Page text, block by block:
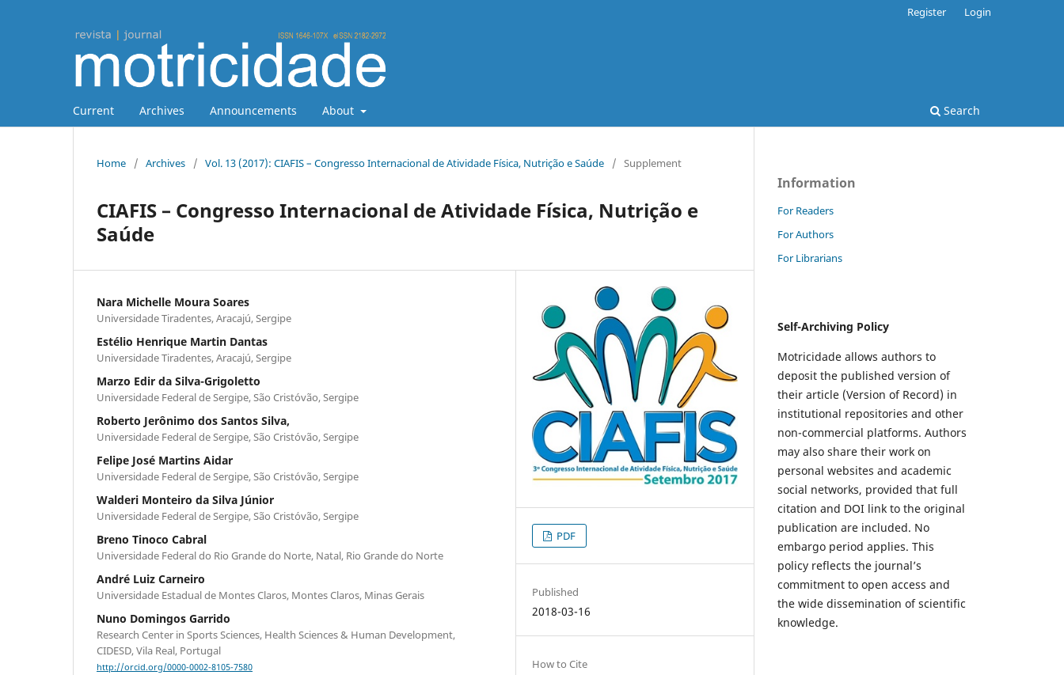
Current Archives Announcements About Search
Register Login
Home / Archives / Vol. 13 (2017): CIAFIS – Congresso Internacional de Atividade Física, Nutrição e Saúde / Supplement
CIAFIS – Congresso Internacional de Atividade Física, Nutrição e
Saúde
Nara Michelle Moura Soares
Universidade Tiradentes, Aracajú, Sergipe
Estélio Henrique Martin Dantas
Universidade Tiradentes, Aracajú, Sergipe
Marzo Edir da Silva-Grigoletto
Universidade Federal de Sergipe, São Cristóvão, Sergipe
Roberto Jerônimo dos Santos Silva,
Universidade Federal de Sergipe, São Cristóvão, Sergipe
Felipe José Martins Aidar
Universidade Federal de Sergipe, São Cristóvão, Sergipe
Walderi Monteiro da Silva Júnior
Universidade Federal de Sergipe, São Cristóvão, Sergipe
Breno Tinoco Cabral
Universidade Federal do Rio Grande do Norte, Natal, Rio Grande do Norte
André Luiz Carneiro
Universidade Estadual de Montes Claros, Montes Claros, Minas Gerais
Nuno Domingos Garrido
Research Center in Sports Sciences, Health Sciences & Human Development,
CIDESD, Vila Real, Portugal
http://orcid.org/0000-0002-8105-7580
PDF
Published
2018-03-16
How to Cite
Information
For Readers
For Authors
For Librarians
Self-Archiving Policy
Motricidade allows authors to
deposit the published version of
their article (Version of Record) in
institutional repositories and other
non-commercial platforms. Authors
may also share their work on
personal websites and academic
social networks, provided that full
citation and DOI link to the original
publication are included. No
embargo period applies. This
policy reflects the journal’s
commitment to open access and
the wide dissemination of scientific
knowledge.